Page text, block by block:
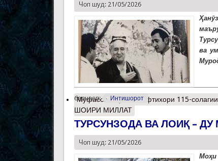
Чоп шуд: 21/05/2026
ва
барчасп: Интишорот
Муфассалтаро Ба ифтихори 115-
ШОИРИ МИЛЛАТ
ТУРСУНЗОДА ВА ЛОИҚ –
Чоп шуд: 21/05/2026
Моҳи